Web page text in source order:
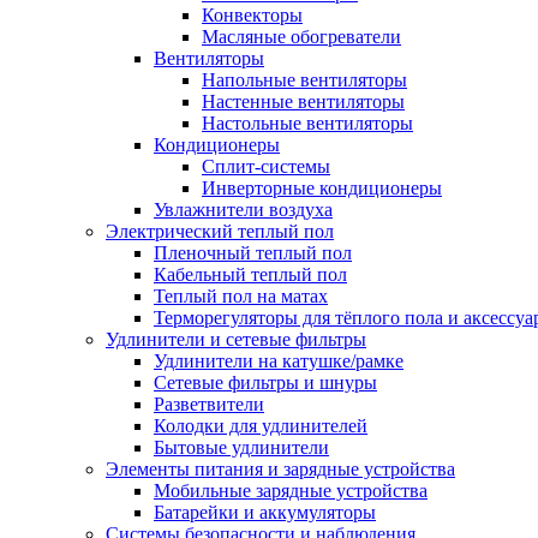
Конвекторы
Масляные обогреватели
Вентиляторы
Напольные вентиляторы
Настенные вентиляторы
Настольные вентиляторы
Кондиционеры
Сплит-системы
Инверторные кондиционеры
Увлажнители воздуха
Электрический теплый пол
Пленочный теплый пол
Кабельный теплый пол
Теплый пол на матах
Терморегуляторы для тёплого пола и
Удлинители и сетевые фильтры
Удлинители на катушке/рамке
Сетевые фильтры и шнуры
Разветвители
Колодки для удлинителей
Бытовые удлинители
Элементы питания и зарядные устройства
Мобильные зарядные устройства
Батарейки и аккумуляторы
Системы безопасности и наблюдения